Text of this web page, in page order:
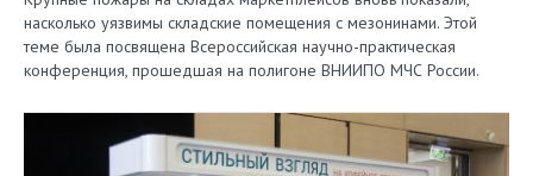
насколько уязвимы складские помещения с мезонинами. Этой
теме была посвящена Всероссийская научно-практическая
конференция, прошедшая на полигоне ВНИИПО МЧС России.